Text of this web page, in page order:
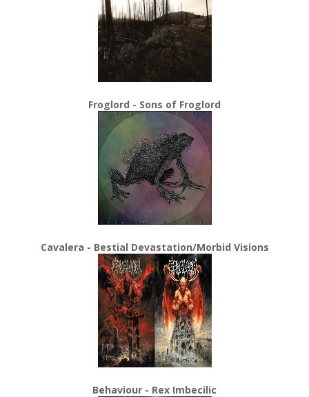
Froglord - Sons of Froglord
Cavalera - Bestial Devastation/Morbid Visions
Behaviour - Rex Imbecilic